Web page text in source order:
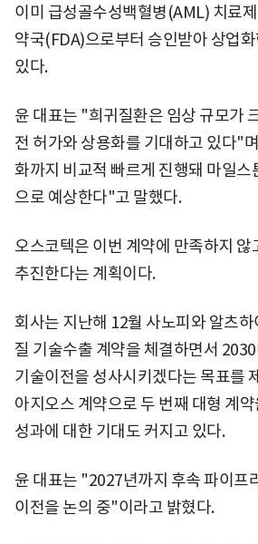
이미 급성골수성백혈병(AML) 치료
약국(FDA)으로부터 승인받아 상업
있다.
윤 대표는 "희귀질환은 임상 규모가
전 허가와 상용화를 기대하고 있다"
화까지 비교적 빠르게 진행돼 마일스
으로 예상한다"고 말했다.
오스코텍은 이번 계약에 만족하지 않
추진한다는 계획이다.
회사는 지난해 12월 사노피와 알츠
질 기술수출 계약을 체결하면서
기술이전을 성사시키겠다는 목표를
아지오스 계약으로 두 번째 대형 계
성과에 대한 기대도 커지고 있다.
윤 대표는 "2027년까지 후속 파이프
이전을 논의 중"이라고 밝혔다.